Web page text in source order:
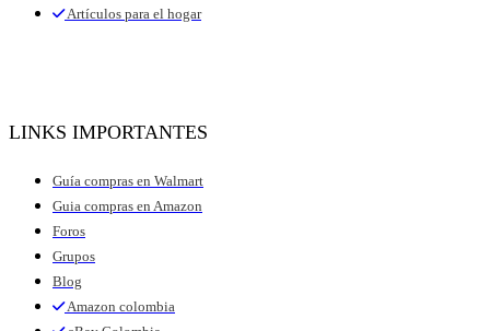
Artículos para el hogar
LINKS IMPORTANTES
Guía compras en Walmart
Guia compras en Amazon
Foros
Grupos
Blog
Amazon colombia